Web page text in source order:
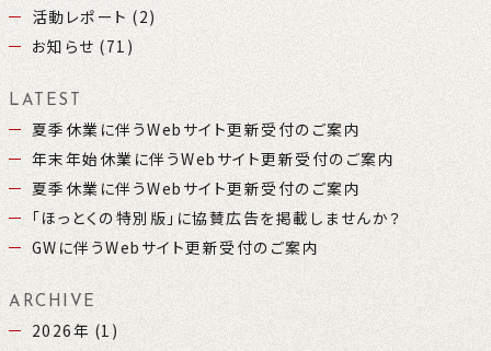
活動レポート (2)
お知らせ (71)
LATEST
夏季休業に伴うWebサイト更新受付のご案内
年末年始休業に伴うWebサイト更新受付のご案内
夏季休業に伴うWebサイト更新受付のご案内
「ほっとくの特別版」に協賛広告を掲載しませんか？
GWに伴うWebサイト更新受付のご案内
ARCHIVE
2026年 (1)